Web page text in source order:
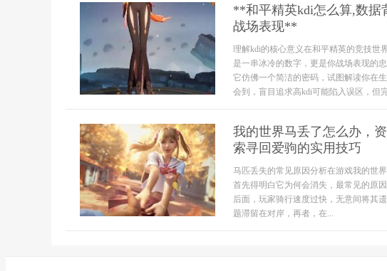
**和平精英kdi怎么算,数据
战场表现**
理解kdi的核心意义在和平精英的竞技世
是一串冰冷的数字，更是你战场表现的
它仿佛一个简洁的密码，试图解读你在
会到，盲目追求高kdi可能陷入误区，但
我的世界马丢了怎么办，
索寻回爱驹的实用技巧
马匹丢失的常见原因分析在游戏我的世
首先得明白它为何会消失，最常见的原
后面，玩家骑行速度过快，无意间将其
题滞留在对岸，再者，在...